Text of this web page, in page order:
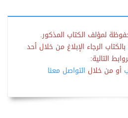
لمؤلف الكتاب المذكور.
الرجاء الإبلاغ من خلال أحد
التالية:
أو من خلال التواصل معنا